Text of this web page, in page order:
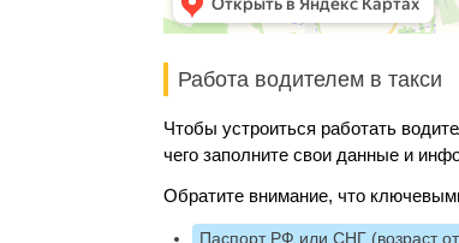
Работа водителем в такси
Чтобы устроиться работать
чего заполните свои данные и
Обратите внимание, что
Паспорт РФ или СНГ (возраст